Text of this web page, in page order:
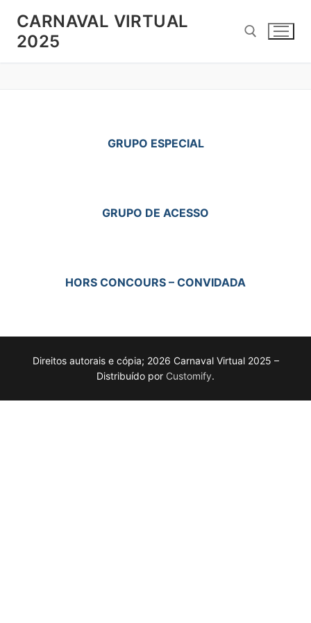
paraCARNAVAL VIRTUAL
2025
GRUPO ESPECIAL
GRUPO DE ACESSO
HORS CONCOURS – CONVIDADA
Direitos autorais e cópia; 2026 Carnaval Virtual 2025 –
Distribuído por Customify.